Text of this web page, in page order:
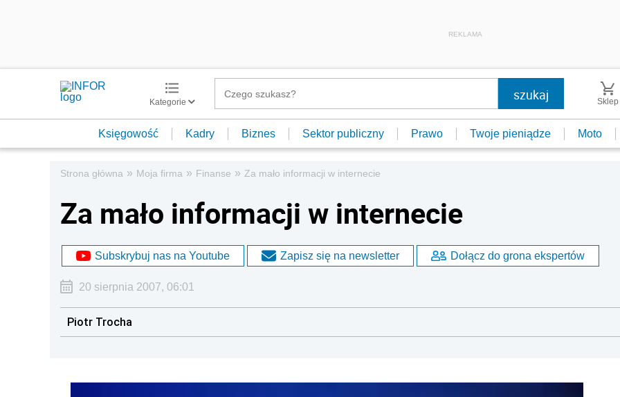
REKLAMA
Kategorie Sklep
Księgowość Kadry Biznes Sektor publiczny Prawo Twoje pieniądze Moto
Strona główna » Moja firma » Finanse » Za mało informacji w internecie
Za mało informacji w internecie
Subskrybuj nas na Youtube Zapisz się na newsletter Dołącz do grona ekspertów
20 sierpnia 2007, 06:01
Piotr Trocha